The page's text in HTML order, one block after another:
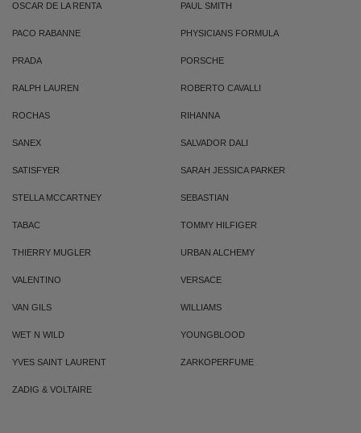
OSCAR DE LA RENTA PAUL SMITH
PACO RABANNE PHYSICIANS FORMULA
PRADA PORSCHE
RALPH LAUREN ROBERTO CAVALLI
ROCHAS RIHANNA
SANEX SALVADOR DALI
SATISFYER SARAH JESSICA PARKER
STELLA MCCARTNEY SEBASTIAN
TABAC TOMMY HILFIGER
THIERRY MUGLER URBAN ALCHEMY
VALENTINO VERSACE
VAN GILS WILLIAMS
WET N WILD YOUNGBLOOD
YVES SAINT LAURENT ZARKOPERFUME
ZADIG & VOLTAIRE